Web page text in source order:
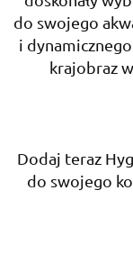
do swojego
i
krajobraz
Dodaj teraz
do swojego